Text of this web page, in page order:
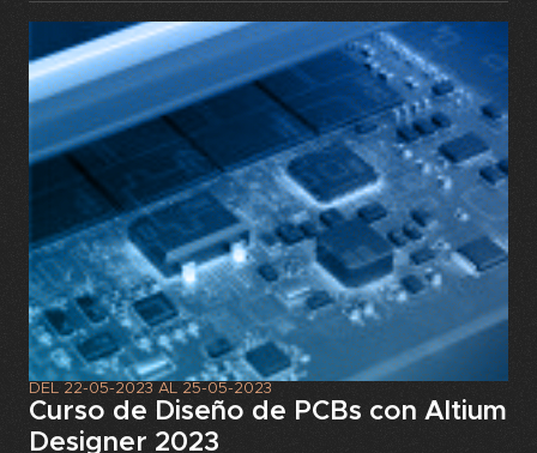
DEL 22-05-2023 AL 25-05-2023
Curso de Diseño de PCBs con Altium
Designer 2023